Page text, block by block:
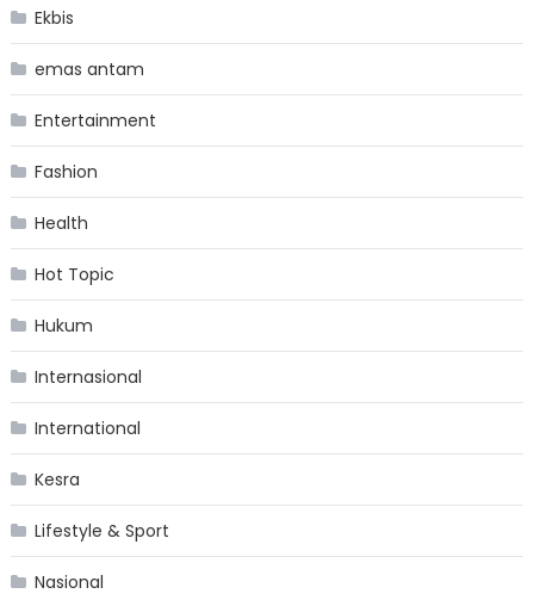
Ekbis
emas antam
Entertainment
Fashion
Health
Hot Topic
Hukum
Internasional
International
Kesra
Lifestyle & Sport
Nasional